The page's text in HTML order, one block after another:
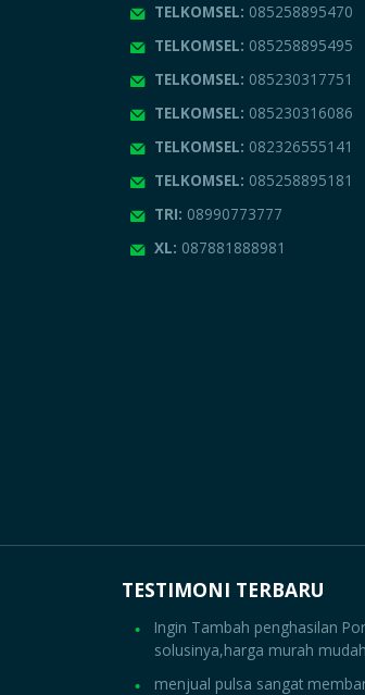
TELKOMSEL: 085258895470
TELKOMSEL: 085258895495
TELKOMSEL: 085230317751
TELKOMSEL: 085230316086
TELKOMSEL: 082326555141
TELKOMSEL: 085258895181
TRI: 08990773777
XL: 087881888981
TESTIMONI TERBARU
Ingin Tambah penghasilan
solusinya,harga murah
menjual pulsa sangat